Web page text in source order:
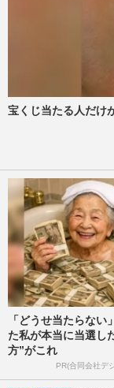
宝くじ当たる人だけ
「どうせ当たらない
た私が本当に当選し
方”がこれ
PR(合同会社デ